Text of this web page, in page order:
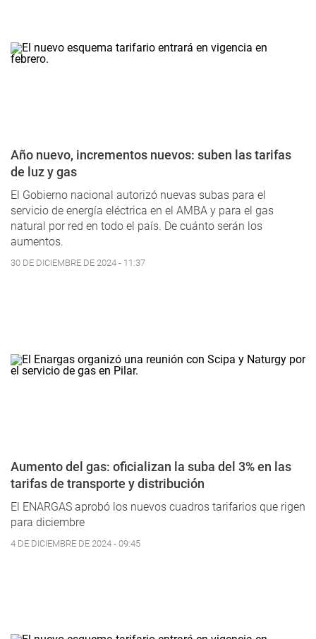
Año nuevo, incrementos nuevos: suben las tarifas
de luz y gas
El Gobierno nacional autorizó nuevas subas para el
servicio de energía eléctrica en el AMBA y para el gas
natural por red en todo el país. De cuánto serán los
aumentos.
30 DE DICIEMBRE DE 2024 - 11:37
Aumento del gas: oficializan la suba del 3% en las
tarifas de transporte y distribución
El ENARGAS aprobó los nuevos cuadros tarifarios que rigen
para diciembre
4 DE DICIEMBRE DE 2024 - 09:45